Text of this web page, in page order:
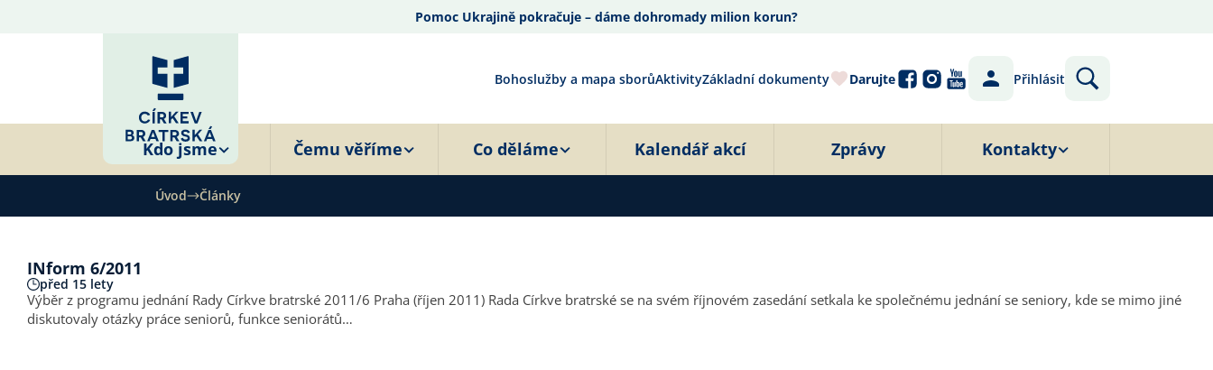
Pomoc Ukrajině pokračuje – dáme dohromady milion korun?
Bohoslužby a mapa sborůAktivityZákladní dokumenty Darujte Přihlásit
Kdo jsme Čemu věříme Co děláme Kalendář akcí Zprávy Kontakty
Úvod Články
INform 6/2011
před 15 lety
Výběr z programu jednání Rady Církve bratrské 2011/6 Praha (říjen 2011) Rada Církve bratrské se na svém říjnovém zasedání setkala ke společnému jednání se seniory, kde se mimo jiné
diskutovaly otázky práce seniorů, funkce seniorátů…